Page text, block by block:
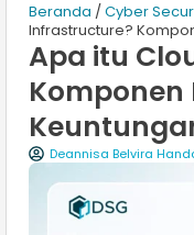
Beranda / Cyber
Infrastructure?
Apa itu
Komponen
Deannisa Belvira